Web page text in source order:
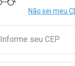
Não sei meu
Informe seu CEP